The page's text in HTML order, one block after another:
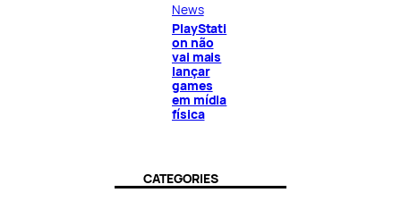
News
PlayStati
on não
vai mais
lançar
games
em mídia
física
CATEGORIES